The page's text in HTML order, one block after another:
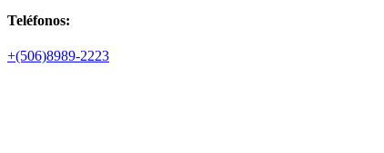
Teléfonos:
+(506)8989-2223